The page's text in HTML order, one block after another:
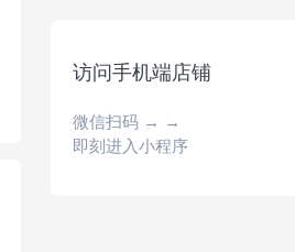
访问手机端店铺
微信扫码 → →
即刻进入小程序